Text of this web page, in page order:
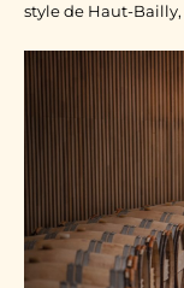
style de Haut-